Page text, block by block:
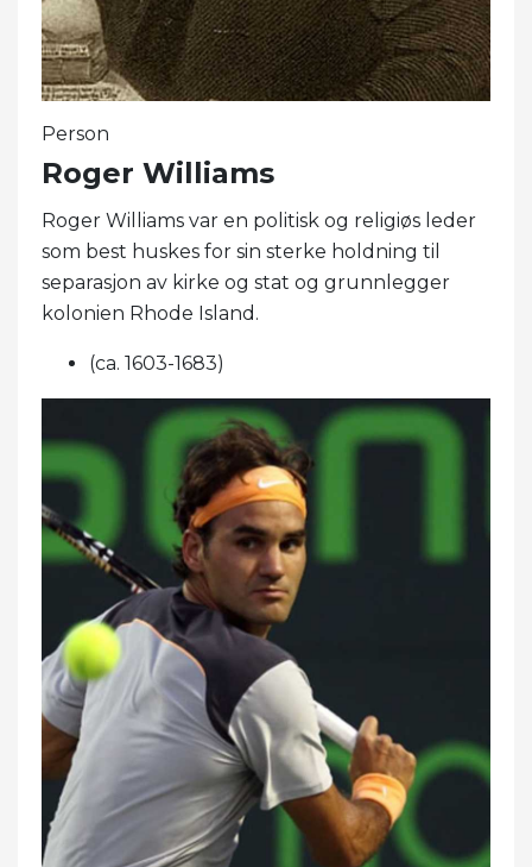
Person
Roger Williams
Roger Williams var en politisk og religiøs leder
som best huskes for sin sterke holdning til
separasjon av kirke og stat og grunnlegger
kolonien Rhode Island.
(ca. 1603-1683)